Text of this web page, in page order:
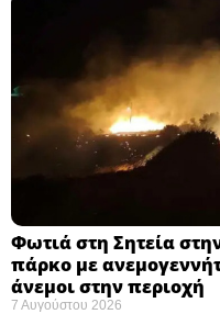
Φωτιά στη Σητεία
πάρκο με
άνεμοι στην περιοχή
7 Αυγούστου 2026